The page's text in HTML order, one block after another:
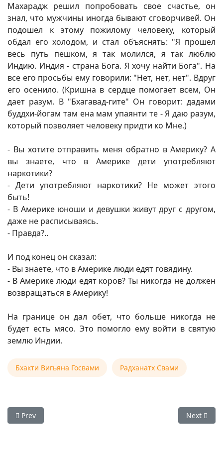
Махарадж решил попробовать свое счастье, он
знал, что мужчины иногда бывают сговорчивей. Он
подошел к этому пожилому человеку, который
обдал его холодом, и стал объяснять: "Я прошел
весь путь пешком, я так молился, я так люблю
Индию. Индия - страна Бога. Я хочу найти Бога". На
все его просьбы ему говорили: "Нет, нет, нет". Вдруг
его осенило. (Кришна в сердце помогает всем, Он
дает разум. В "Бхагавад-гите" Он говорит: дадами
буддхи-йогам там ена мам упаянти те - Я даю разум,
который позволяет человеку придти ко Мне.)
- Вы хотите отправить меня обратно в Америку? А
вы знаете, что в Америке дети употребляют
наркотики?
- Дети употребляют наркотики? Не может этого
быть!
- В Америке юноши и девушки живут друг с другом,
даже не расписываясь.
- Правда?..
И под конец он сказал:
- Вы знаете, что в Америке люди едят говядину.
- В Америке люди едят коров? Ты никогда не должен
возвращаться в Америку!
На границе он дал обет, что больше никогда не
будет есть мясо. Это помогло ему войти в святую
землю Индии.
Бхакти Вигьяна Госвами Радханатх Свами
Previous article: Е.С. Радханатх Свами — Подношение
Prev Next
Next